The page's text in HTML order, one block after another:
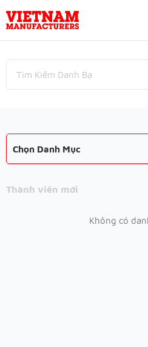
Chọn Danh Mục
Thành viên mới
Không có